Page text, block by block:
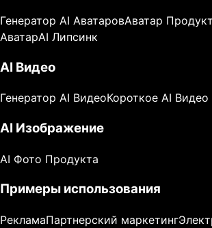
Генератор AI АватаровАватар
АватарAI Липсинк
AI Видео
Генератор AI ВидеоКороткое AI Видео
AI Изображение
AI Фото Продукта
Примеры использования
РекламаПартнерский маркетинг